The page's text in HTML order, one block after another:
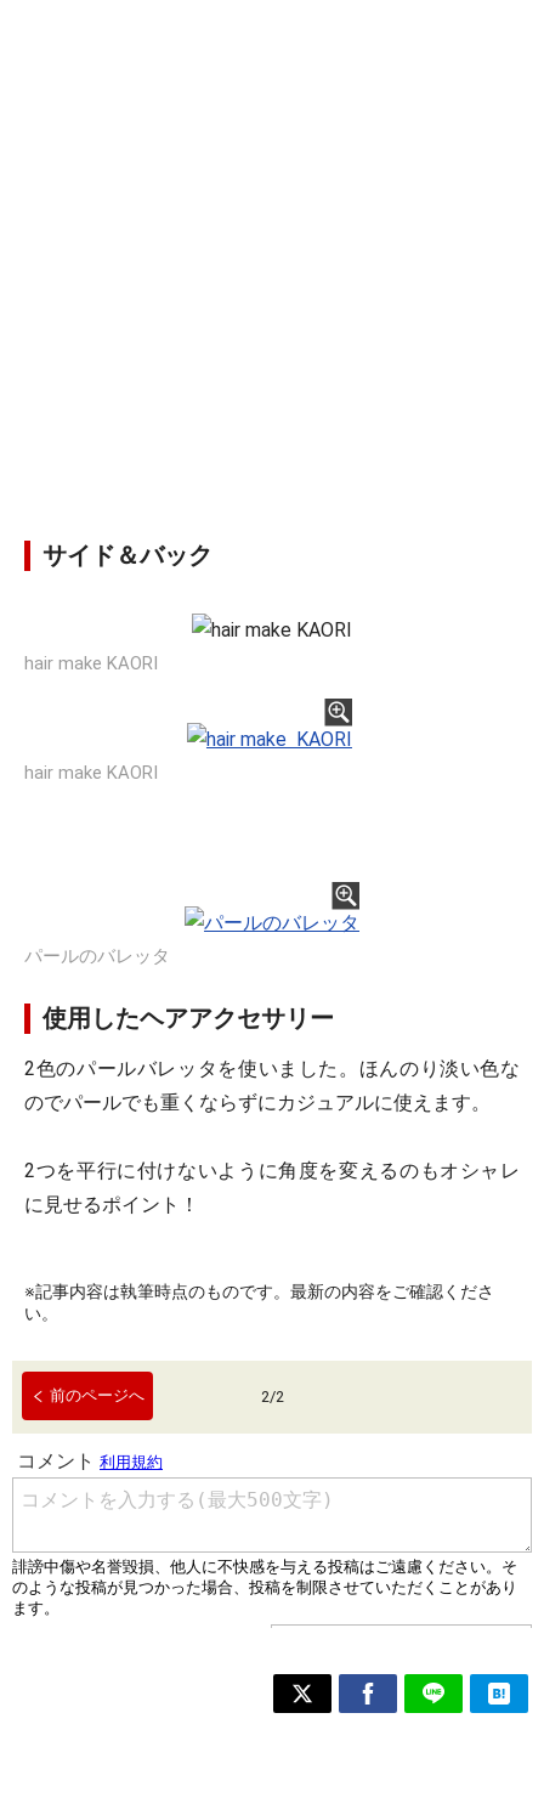
サイド＆バック
hair make KAORI
hair make KAORI
パールのバレッタ
使用したヘアアクセサリー
2色のパールバレッタを使いました。ほんのり淡い色な
のでパールでも重くならずにカジュアルに使えます。
2つを平行に付けないように角度を変えるのもオシャレ
に見せるポイント！
※記事内容は執筆時点のものです。最新の内容をご確認くださ
い。
前のページへ 2/2